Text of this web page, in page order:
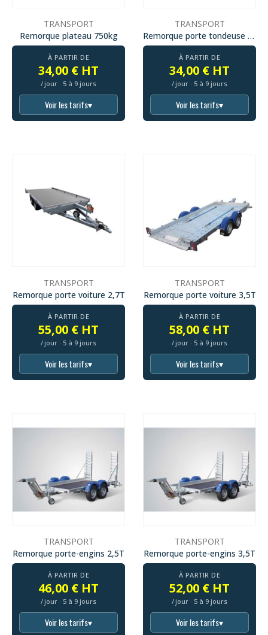
TRANSPORT
Remorque plateau 750kg
À PARTIR DE
34,00 € HT
/ jour · 5 à 9 jours
Voir les tarifs▾
TRANSPORT
Remorque porte tondeuse basculante
À PARTIR DE
34,00 € HT
/ jour · 5 à 9 jours
Voir les tarifs▾
TRANSPORT
Remorque porte voiture 2,7T
À PARTIR DE
55,00 € HT
/ jour · 5 à 9 jours
Voir les tarifs▾
TRANSPORT
Remorque porte voiture 3,5T
À PARTIR DE
58,00 € HT
/ jour · 5 à 9 jours
Voir les tarifs▾
TRANSPORT
Remorque porte-engins 2,5T
À PARTIR DE
46,00 € HT
/ jour · 5 à 9 jours
Voir les tarifs▾
TRANSPORT
Remorque porte-engins 3,5T
À PARTIR DE
52,00 € HT
/ jour · 5 à 9 jours
Voir les tarifs▾